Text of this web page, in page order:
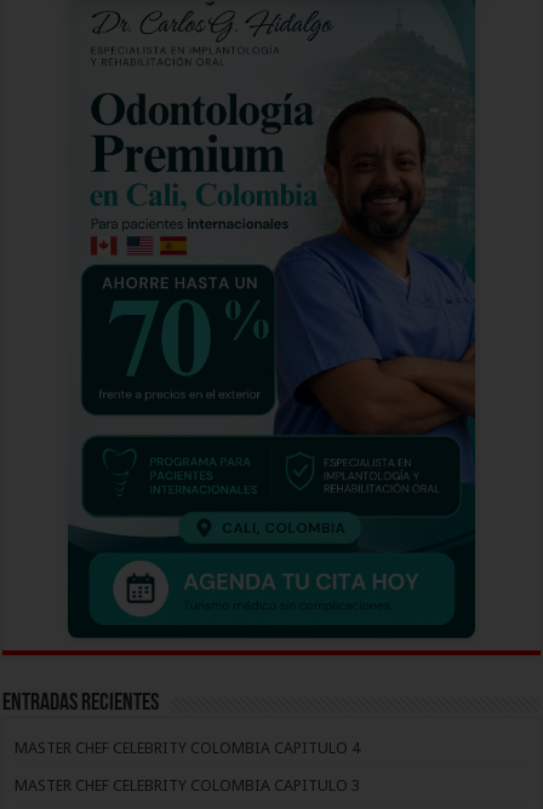
Entradas recientes
MASTER CHEF CELEBRITY COLOMBIA CAPITULO 4
MASTER CHEF CELEBRITY COLOMBIA CAPITULO 3